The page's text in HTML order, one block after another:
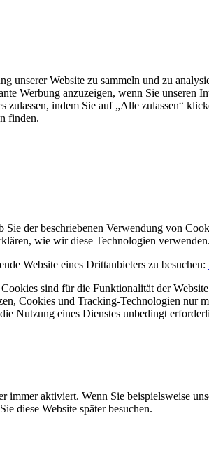
unserer Website zu sammeln und zu
Werbung anzuzeigen, wenn Sie
zulassen, indem Sie auf „Alle zulassen“
finden.
der beschriebenen Verwendung von
wie wir diese Technologien verwenden.
Website eines Drittanbieters zu besuchen:
sind für die Funktionalität der
Cookies und Tracking-Technologien nur
Nutzung eines Dienstes unbedingt
aktiviert. Wenn Sie beispielsweise
diese Website später besuchen.